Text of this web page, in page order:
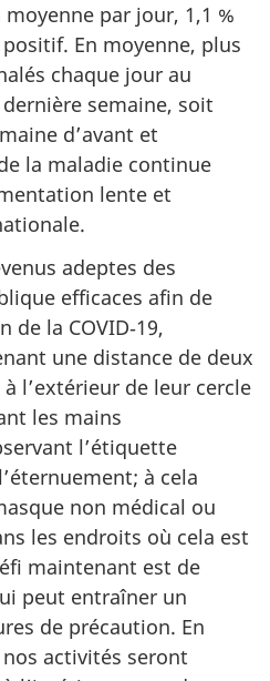
par jour, 1,1 %
En moyenne, plus
chaque jour au
semaine, soit
d’avant et
la maladie continue
lente et
adeptes des
efficaces afin de
la COVID‑19,
une distance de deux
l’extérieur de leur cercle
les mains
l’étiquette
à cela
non médical ou
les endroits où cela est
maintenant est de
peut entraîner un
de précaution. En
activités seront